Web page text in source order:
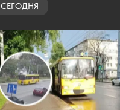
СЕГОДНЯ